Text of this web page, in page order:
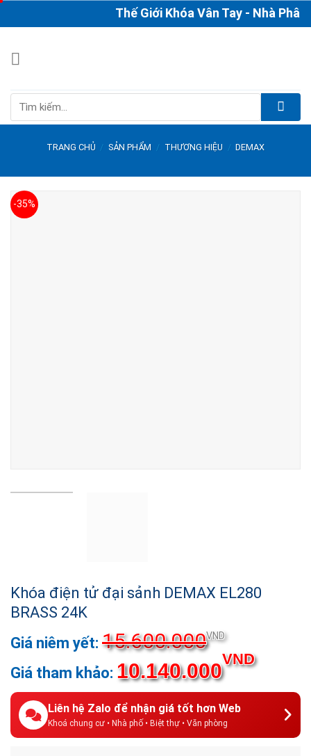
to
Thế Giới Khóa Vân Tay - Nhà Phân
Tìm
TRANG CHỦ / SẢN PHẨM / THƯƠNG HIỆU / DEMAX
-35%
Khóa điện tử đại sảnh DEMAX EL280
BRASS 24K
15.600.000VNDGiá
gốc
là:
10.140.000
VNDGiá
tại
Liên hệ Zalo để nhận giá tốt hơn Web
Khoá chung cư • Nhà phố • Biệt thự • Văn phòng